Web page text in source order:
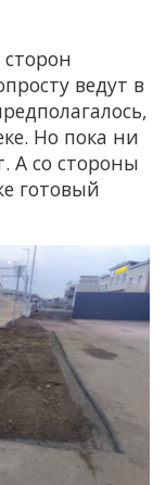
ведут в
Но пока ни
А со стороны
готовый